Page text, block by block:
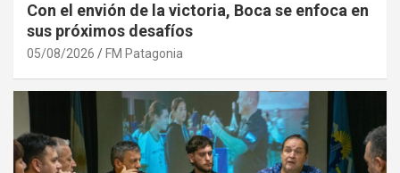
Con el envión de la victoria, Boca se enfoca en
sus próximos desafíos
05/08/2026 FM Patagonia